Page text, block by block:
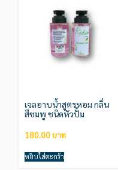
เจลอาบน้ำสูตรหอม กลิ่น
สีชมพู ชนิดหัวปั้ม
180.00
หยิบใส่ตะกร้า